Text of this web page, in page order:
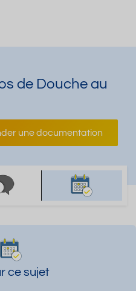
de Douche au
une documentation
ce sujet